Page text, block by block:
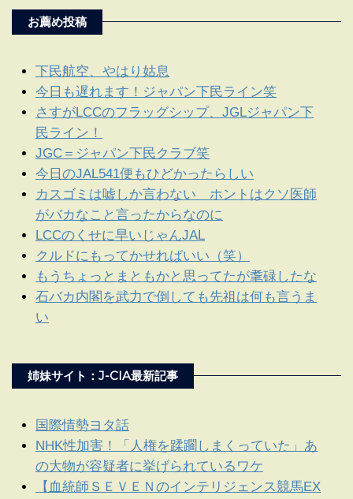
お薦め投稿
下民航空、やはり姑息
今日も遅れます！ジャパン下民ライン笑
さすがLCCのフラッグシップ、JGLジャパン下
民ライン！
JGC＝ジャパン下民クラブ笑
今日のJAL541便もひどかったらしい
カスゴミは嘘しか言わない ホントはクソ医師
がバカなこと言ったからなのに
LCCのくせに早いじゃんJAL
クルドにもってかせればいい（笑）
もうちょっとまともかと思ってたが耄碌したな
石バカ内閣を武力で倒しても先祖は何も言うま
い
姉妹サイト：J-CIA最新記事
国際情勢ヨタ話
NHK性加害！「人権を蹂躙しまくっていた」あ
の大物が容疑者に挙げられているワケ
【血統師ＳＥＶＥＮのインテリジェンス競馬EX